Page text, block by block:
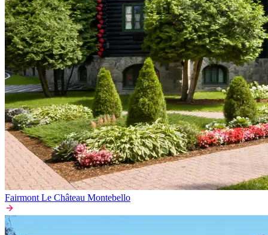
Fairmont Le Château Montebello